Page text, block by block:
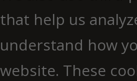
that help us
understand how
website. These